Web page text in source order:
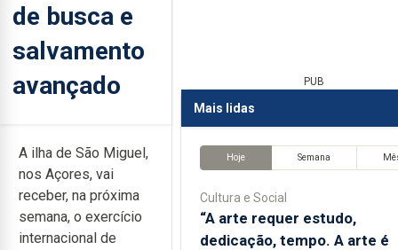
de busca e
salvamento
avançado
A ilha de São Miguel,
nos Açores, vai
receber, na próxima
semana, o exercício
internacional de
PUB
Mais lidas
Hoje Semana
Cultura e Social
“A arte requer estudo,
dedicação, tempo. A arte é